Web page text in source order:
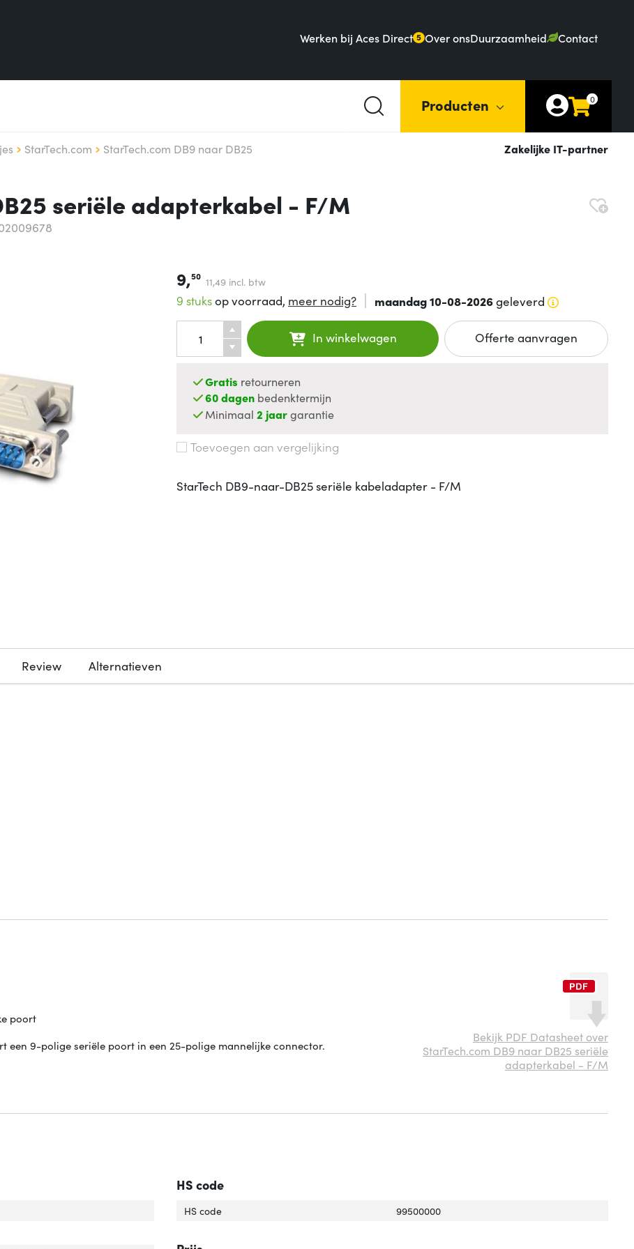
Werken bij Aces Direct 5 Over onsDuurzaamheid Contact
Producten 0
StarTech.com StarTech.com DB9 naar DB25 Zakelijke IT-partner
seriële adapterkabel - F/M
9,50 11,49 incl. btw
9 stuksop voorraad, meer nodig? maandag 10-08-2026geleverd
In winkelwagen Offerte aanvragen
Gratis retourneren
60 dagen bedenktermijn
Minimaal2 jaargarantie
Toevoegen aan vergelijking
StarTech DB9-naar-DB25 seriële kabeladapter - F/M
Review Alternatieven
poort
een 9-polige seriële poort in een 25-polige mannelijke connector.
Bekijk PDF Datasheet over
StarTech.com DB9 naar DB25 seriële
adapterkabel - F/M
1 type'
'Aansluiting 1 type'
2 type'
'Aansluiting 2 type'
HS code
HS code 99500000